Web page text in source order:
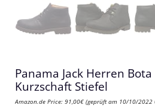
Panama Jack Herren
Kurzschaft Stiefel
Amazon.de Price: 91,00€ (geprüft am 10/10/2022